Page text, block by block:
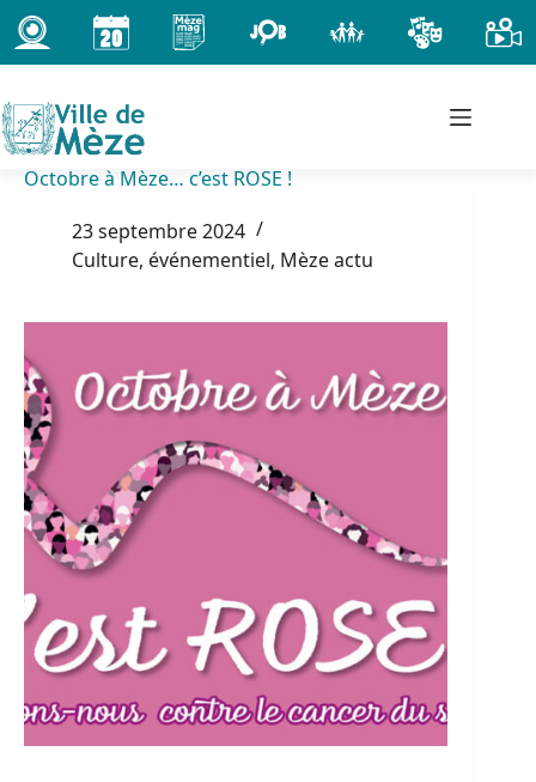
Passer
au
contenu
Octobre à Mèze… c’est ROSE !
23 septembre 2024
Culture, événementiel, Mèze actu